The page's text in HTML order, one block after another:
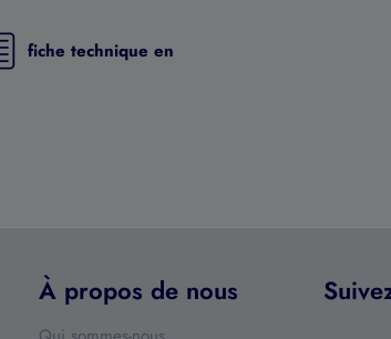
fiche technique en
À propos de nous